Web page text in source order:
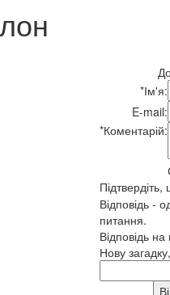
*Ім'я:
E-mail:
*Коментарій:
Відповідь -
питання.
Відповідь
Нову